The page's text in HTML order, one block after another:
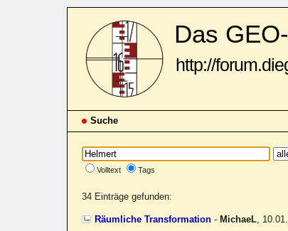
Das
http://
Suche
Volltext Tags
34 Einträge gefunden:
Räumliche Transformation - MichaeL